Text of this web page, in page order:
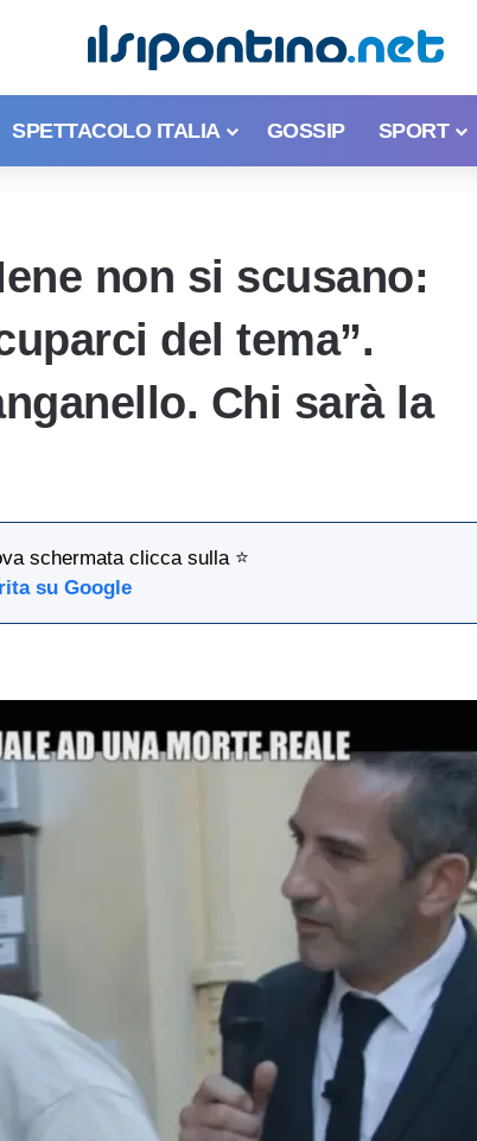
SPETTACOLO ITALIA GOSSIP SPORT
non si scusano:
del tema”.
Chi sarà la
schermata clicca sulla ⭐
su Google